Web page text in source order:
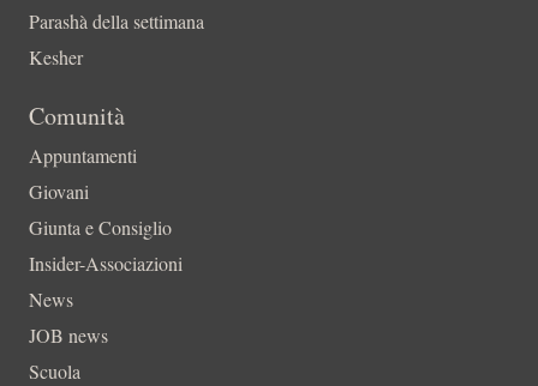
Parashà della settimana
Kesher
Comunità
Appuntamenti
Giovani
Giunta e Consiglio
Insider-Associazioni
News
JOB news
Scuola